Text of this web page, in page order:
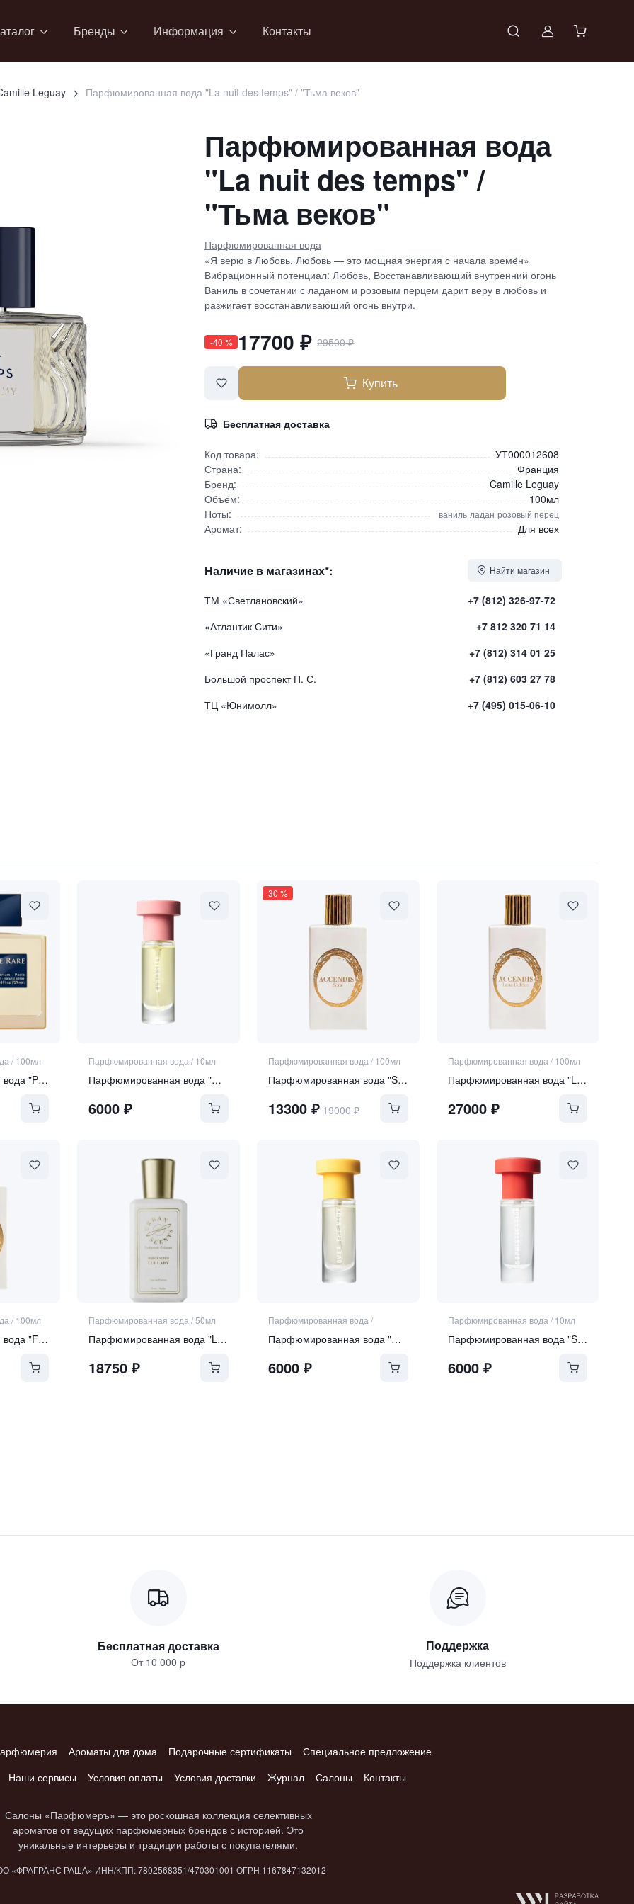
Бренды Информация Контакты Войти в
Leguay Парфюмированная вода "La nuit des temps" / "Тьма веков"
Парфюмированная вода
"La nuit des temps" /
"Тьма веков"
Парфюмированная вода
«Я верю в Любовь. Любовь — это мощная энергия с начала времён»
Вибрационный потенциал: Любовь, Восстанавливающий внутренний огонь
Ваниль в сочетании с ладаном и розовым перцем дарит веру в любовь и
разжигает восстанавливающий огонь внутри.
-40 % 17700 ₽29500₽
Купить
Бесплатная доставка
Код товара:
УТ000012608
Страна:
Франция
Бренд:
Camille Leguay
Объём:
100мл
Ноты:
ваниль ладан розовый перец
Аромат: Для всех
Наличие в магазинах*: Найти магазин
ТМ «Светлановский»
+7 (812) 326-97-72
«Атлантик Сити»
+7 812 320 71 14
«Гранд Палас»
+7 (812) 314 01 25
Большой проспект П. С.
+7 (812) 603 27 78
ТЦ «Юнимолл»
+7 (495) 015-06-10
/ 100мл
Парфюмированная вода "Perle Rare"
Парфюмированная вода / 10мл
Парфюмированная вода "Curiosity"
6000 ₽
30 %
Парфюмированная вода / 100мл
Парфюмированная вода "SERA"
13300₽ 19000₽
Парфюмированная вода / 100мл
Парфюмированная вода "LUNA DULCIUS"
27000₽
/ 100мл
Парфюмированная вода "FIORIALUX"
Парфюмированная вода /50мл
Парфюмированная вода "Lullaby"
18750 ₽
Парфюмированная вода /
Парфюмированная вода "Over the Moon"
6000₽
Парфюмированная вода / 10мл
Парфюмированная вода "Sophistication"
6000₽
Бесплатная доставка
От 10 000 р
Поддержка
Поддержка клиентов
Ароматы для дома Подарочные сертификаты
Специальное предложение
Наши сервисы Условия оплаты Условия доставки Журнал Салоны Контакты
Салоны «Парфюмеръ» — это роскошная коллекция селективных
ароматов от ведущих парфюмерных брендов с историей. Это
уникальные интерьеры и традиции работы с покупателями.
«ФРАГРАНС РАША» ИНН/КПП: 7802​568351/4703​01001 ОГРН 1167847​132012